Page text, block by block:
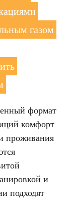
газом
формат
комфорт
проживания
и
подходят